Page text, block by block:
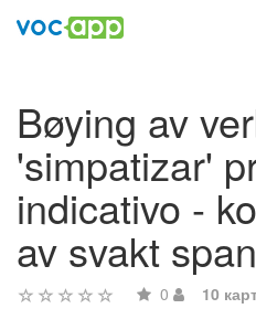
Bøying av
'simpatizar'
indicativo -
av svakt
0 10